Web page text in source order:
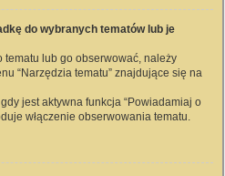
do wybranych tematów lub je
tematu lub go obserwować, należy
“Narzędzia tematu” znajdujące się na
jest aktywna funkcja “Powiadamiaj o
włączenie obserwowania tematu.